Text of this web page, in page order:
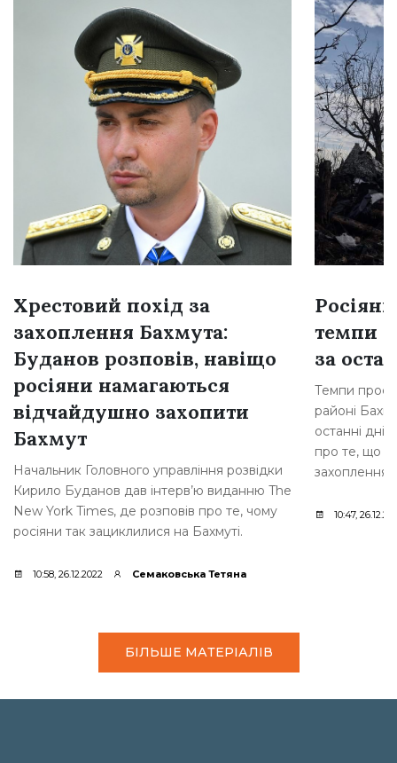
Хрестовий похід за
захоплення Бахмута:
Буданов розповів, навіщо
росіяни намагаються
відчайдушно захопити
Бахмут
Начальник Головного управління розвідки
Кирило Буданов дав інтерв’ю виданню The
New York Times, де розповів про те, чому
росіяни так зациклилися на Бахмуті.
10:58, 26.12.2022 Семаковська Тетяна
темпи
за
Темпи
районі
останні
про те, що
захоплення
10:47,
БІЛЬШЕ МАТЕРІАЛІВ